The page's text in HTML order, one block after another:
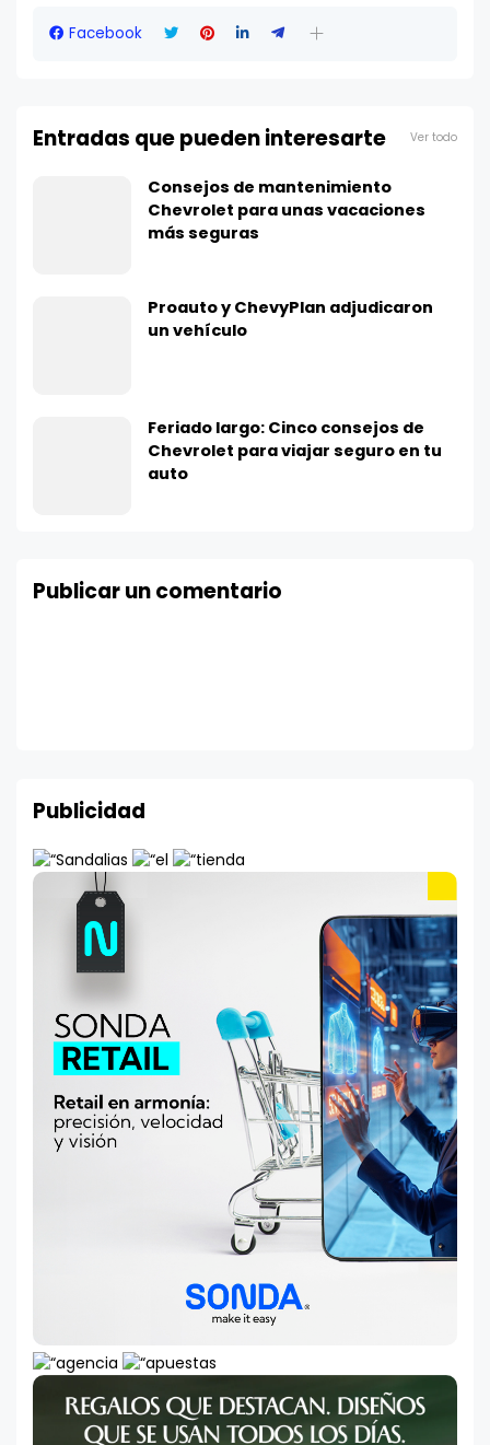
Facebook
Entradas que pueden interesarte Ver todo
Consejos de mantenimiento
Chevrolet para unas vacaciones
más seguras
Proauto y ChevyPlan adjudicaron
un vehículo
Feriado largo: Cinco consejos de
Chevrolet para viajar seguro en tu
auto
Publicar un comentario
Publicidad